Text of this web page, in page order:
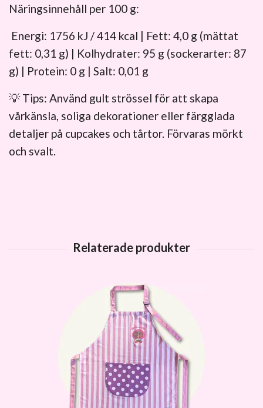
Näringsinnehåll per 100 g:
Energi: 1756 kJ / 414 kcal | Fett: 4,0 g (mättat
fett: 0,31 g) | Kolhydrater: 95 g (sockerarter: 87
g) | Protein: 0 g | Salt: 0,01 g
💡 Tips: Använd gult strössel för att skapa
vårkänsla, soliga dekorationer eller färgglada
detaljer på cupcakes och tårtor. Förvaras mörkt
och svalt.